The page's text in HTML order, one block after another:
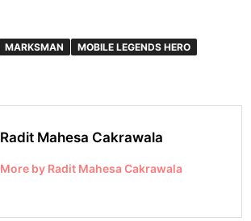
MARKSMAN MOBILE LEGENDS HERO
Radit Mahesa Cakrawala
More by Radit Mahesa Cakrawala